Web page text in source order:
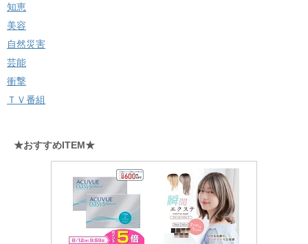
知恵
美容
自然災害
芸能
衝撃
ＴＶ番組
★おすすめITEM★